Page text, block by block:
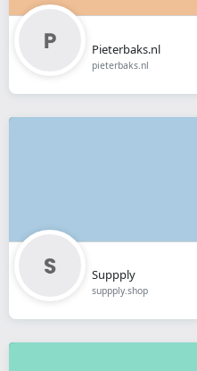
Pieterbaks.nl
pieterbaks.nl
Suppply
suppply.shop